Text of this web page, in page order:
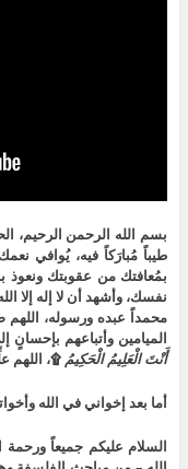
بسم الله الرحمن الرحيم،
طيباً مُبارَكاً فيه، يُوافي
بمُعافتك من عقوبتك ونعوذ
نفسك، وأشهد أن لا إله إلا
محمداً عبده ورسوله،
الميامين وأتباعهم بإحسانٍ
أَنْتَ الْعَلِيمُ الْحَكِيمُ ۩، اللهم
أما بعد إخواني في الله
السلام عليكم جميعاً ورحمة